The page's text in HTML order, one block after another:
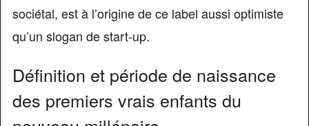
sociétal, est à l’origine de ce label aussi optimiste
qu’un slogan de start-up.
Définition et période de naissance
des premiers vrais enfants du